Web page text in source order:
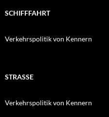
SCHIFFFAHRT
Verkehrspolitik von Kennern
STRASSE
Verkehrspolitik von Kennern